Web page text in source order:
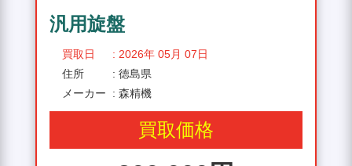
汎用旋盤
買取日
: 2026年 05月 07日
住所
: 徳島県
メーカー
: 森精機
買取価格